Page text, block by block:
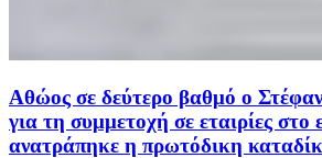
Αθώος σε δεύτερο βαθμό ο
για τη συμμετοχή σε εταιρίες
ανατράπηκε η πρωτόδικη